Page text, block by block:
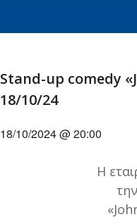
Stand-up comedy
18/10/24
18/10/2024 @ 20:00
Η